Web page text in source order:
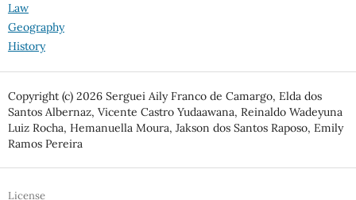
Law
Geography
History
Copyright (c) 2026 Serguei Aily Franco de Camargo, Elda dos
Santos Albernaz, Vicente Castro Yudaawana, Reinaldo Wadeyuna
Luiz Rocha, Hemanuella Moura, Jakson dos Santos Raposo, Emily
Ramos Pereira
License